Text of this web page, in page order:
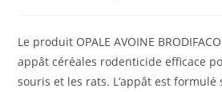
Le produit OPALE AVOINE
appât céréales rodenticide efficace
souris et les rats. L’appât est formulé